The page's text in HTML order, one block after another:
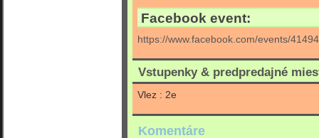
Facebook event:
https://www.facebook.com/events/
Vstupenky & predpredajné
Vlez : 2e
Komentáre